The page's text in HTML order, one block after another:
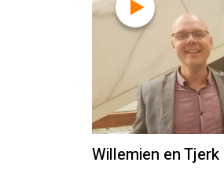
Willemien en